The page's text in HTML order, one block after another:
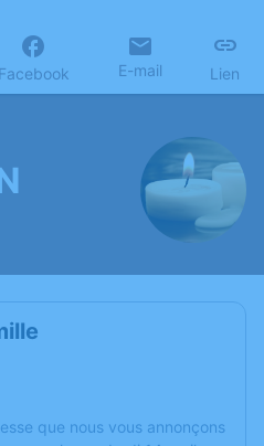
Facebook E-mail Lien
que nous vous annonçons